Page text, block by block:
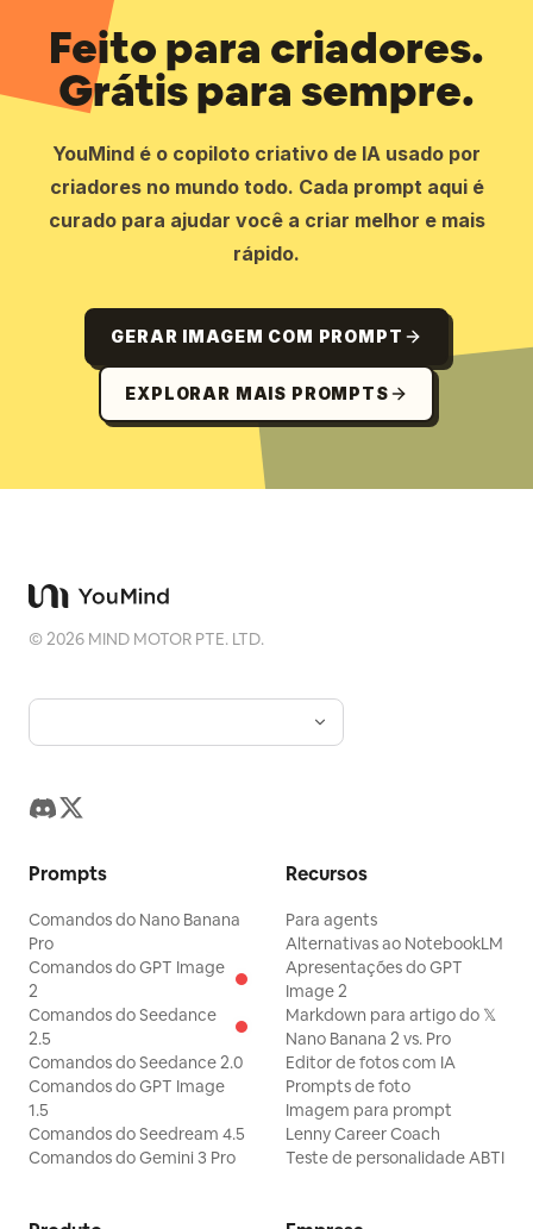
Feito para criadores.
Grátis para sempre.
YouMind é o copiloto criativo de IA usado por
criadores no mundo todo. Cada prompt aqui é
curado para ajudar você a criar melhor e mais
rápido.
GERAR IMAGEM COM PROMPT
EXPLORAR MAIS PROMPTS
©2026 MIND MOTOR PTE. LTD.
Prompts
Comandos do Nano Banana
Pro
Comandos do GPT Image
2
Comandos do Seedance
2.5
Comandos do Seedance 2.0
Comandos do GPT Image
1.5
Comandos do Seedream 4.5
Comandos do Gemini 3 Pro
Recursos
Para agents
Alternativas ao NotebookLM
Apresentações do GPT
Image 2
Markdown para artigo do 𝕏
Nano Banana 2 vs. Pro
Editor de fotos com IA
Prompts de foto
Imagem para prompt
Lenny Career Coach
Teste de personalidade ABTI